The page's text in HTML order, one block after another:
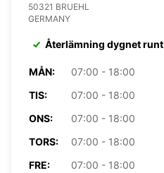
50321 BRUEHL
GERMANY
Återlämning dygnet runt
MÅN:
07:00 - 18:00
TIS:
07:00 - 18:00
ONS:
07:00 - 18:00
TORS:
07:00 - 18:00
FRE:
07:00 - 18:00